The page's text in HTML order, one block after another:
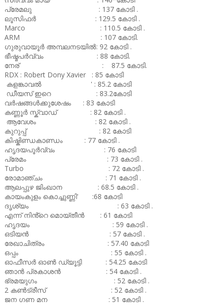
പ്രേമലു : 137 കോടി .
ലൂസിഫർ : 129.5 കോടി .
Marco : 110.5 കോടി .
ARM : 107 കോടി.
ഗുരുവായൂർ അമ്പലനടയിൽ: 92 കോടി .
ഭീഷ്മപർവ്വം : 88 കോടി.
നേര് : 87.5 കോടി.
RDX : Robert Dony Xavier : 85 കോടി
കളങ്കാവൽ ' : 85.2 കോടി
ഡീയസ് ഇറെ : 83.2കോടി
വർഷങ്ങൾക്കുശേഷം : 83 കോടി
കണ്ണൂർ സ്ക്വാഡ് : 82 കോടി .
ആവേശം : 82 കോടി .
കുറുപ്പ് : 82 കോടി
കിഷ്കിണ്ഡകാണ്ഡം : 77 കോടി .
ഹൃദയപൂർവ്വം : 76 കോടി
പ്രേമം : 73 കോടി .
Turbo : 72 കോടി .
രോമാഞ്ചം : 71 കോടി .
ആലപ്പുഴ ജിംഖാന : 68.5 കോടി .
കായംകുളം കൊച്ചുണ്ണി' :68 കോടി
ദൃശ്യം : 63 കോടി .
എന്ന് നിൻ്റെ മൊയ്തീൻ : 61 കോടി
ഹൃദയം : 59 കോടി .
ഒടിയൻ : 57 കോടി .
രേഖാചിത്രം : 57.40 കോടി
ഒപ്പം : 55 കോടി .
ഓഫീസർ ഓൺ ഡ്യൂട്ടി : 54.25 കോടി
ഞാൻ പ്രകാശൻ : 54 കോടി .
ഭ്രമയുഗം : 52 കോടി .
2 കൺട്രീസ് : 52 കോടി .
ജന ഗണ മന : 51 കോടി .